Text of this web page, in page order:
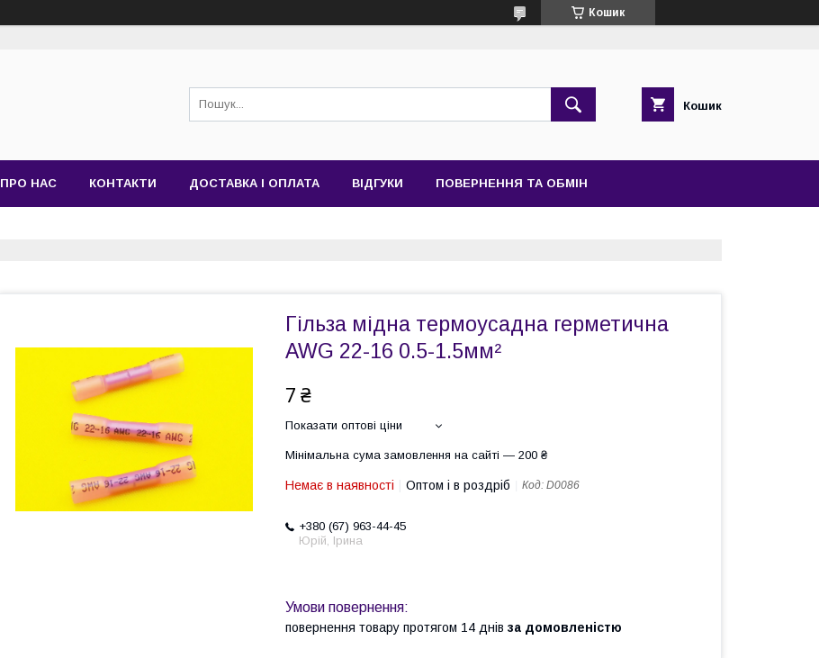
Кошик
Кошик
ПРО НАС КОНТАКТИ ДОСТАВКА І ОПЛАТА ВІДГУКИ ПОВЕРНЕННЯ ТА ОБМІН
Гільза мідна термоусадна герметична
AWG 22-16 0.5-1.5мм²
7 ₴
Показати оптові ціни
Мінімальна сума замовлення на сайті — 200 ₴
Немає в наявності Оптом і в роздріб Код: D0086
+380 (67) 963-44-45
Юрій, Ірина
повернення товару протягом 14 днів за домовленістю